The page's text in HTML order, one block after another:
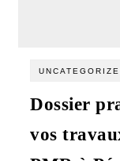
Dossier
vos